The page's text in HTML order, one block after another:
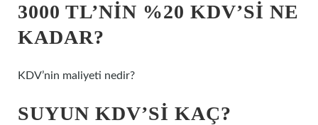
3000 TL’NIN %20 KDV’SI NE
KADAR?
KDV’nin maliyeti nedir?
SUYUN KDV’SI KAÇ?